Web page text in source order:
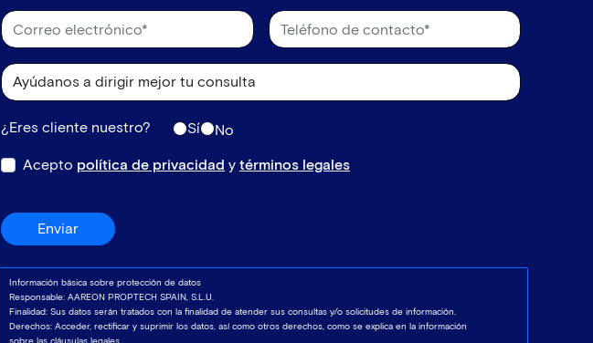
¿Eres cliente nuestro? Sí
No
Acepto política de privacidad y términos legales
Enviar
Información básica sobre protección de datos
Responsable: AAREON PROPTECH SPAIN, S.L.U.
Finalidad: Sus datos serán tratados con la finalidad de atender sus consultas y/o solicitudes de información.
Derechos: Acceder, rectificar y suprimir los datos, así como otros derechos, como se explica en la información